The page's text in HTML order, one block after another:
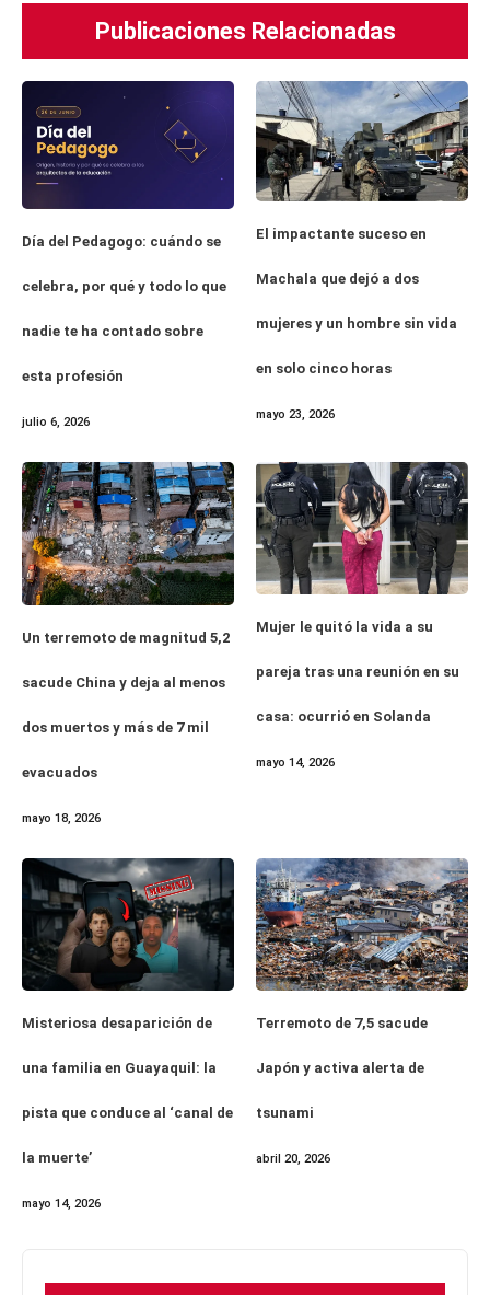
Publicaciones Relacionadas
Día del Pedagogo: cuándo se
celebra, por qué y todo lo que
nadie te ha contado sobre
esta profesión
julio 6, 2026
El impactante suceso en
Machala que dejó a dos
mujeres y un hombre sin vida
en solo cinco horas
mayo 23, 2026
Un terremoto de magnitud 5,2
sacude China y deja al menos
dos muertos y más de 7 mil
evacuados
mayo 18, 2026
Mujer le quitó la vida a su
pareja tras una reunión en su
casa: ocurrió en Solanda
mayo 14, 2026
Misteriosa desaparición de
una familia en Guayaquil: la
pista que conduce al ‘canal de
la muerte’
mayo 14, 2026
Terremoto de 7,5 sacude
Japón y activa alerta de
tsunami
abril 20, 2026